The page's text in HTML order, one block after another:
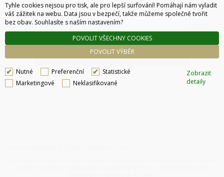
ODESLAT
Tyhle cookies nejsou pro tisk, ale pro lepší surfování! Pomáhají nám vyladit
váš zážitek na webu. Data jsou v bezpečí, takže můžeme společně tvořit
bez obav. Souhlasíte s naším nastavením?
POVOLIT VÝBĚR
POVOLIT VŠECHNY COOKIES
Nutné Preferenční
Statistické
Marketingové
Neklasifikované
Zobrazit
detaily